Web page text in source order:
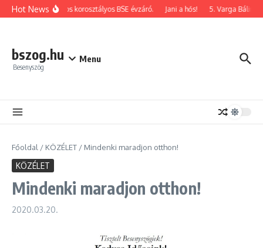
Ugrás a tartalomhoz
Hot News2026-os korosztályos BSE évzáró. Jani a hős! 5. Varga Bálint
bszog.hu
Besenyszög
Menu
Főoldal / KÖZÉLET / Mindenki maradjon otthon!
KÖZÉLET
Mindenki maradjon otthon!
2020.03.20.